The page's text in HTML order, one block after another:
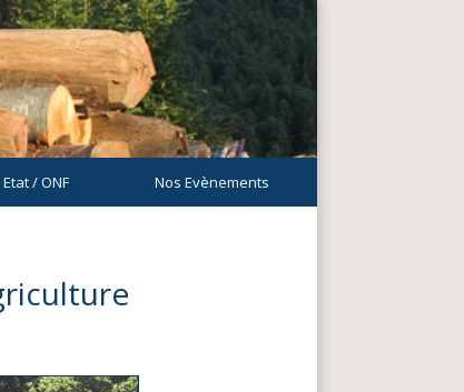
Etat / ONF Nos Evènements